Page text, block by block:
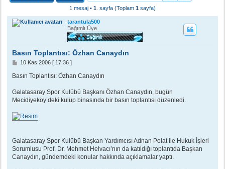
1 mesaj • 1 . sayfa (Toplam 1 sayfa)
tarantula500
Bağımlı Üye
Basın Toplantısı: Özhan Canaydın
M
s
10 Kas 2006 [ 17:36 ]
Basın Toplantısı: Özhan Canaydın
Galatasaray Spor Kulübü Başkanı Özhan Canaydın, bugün
Mecidiyeköy’deki kulüp binasında bir basın toplantısı düzenledi.
Galatasaray Spor Kulübü Başkan Yardımcısı Adnan Polat ile Hukuk İşleri
Sorumlusu Prof. Dr. Mehmet Helvacı’nın da katıldığı toplantıda Başkan
Canaydın, gündemdeki konular hakkında açıklamalar yaptı.